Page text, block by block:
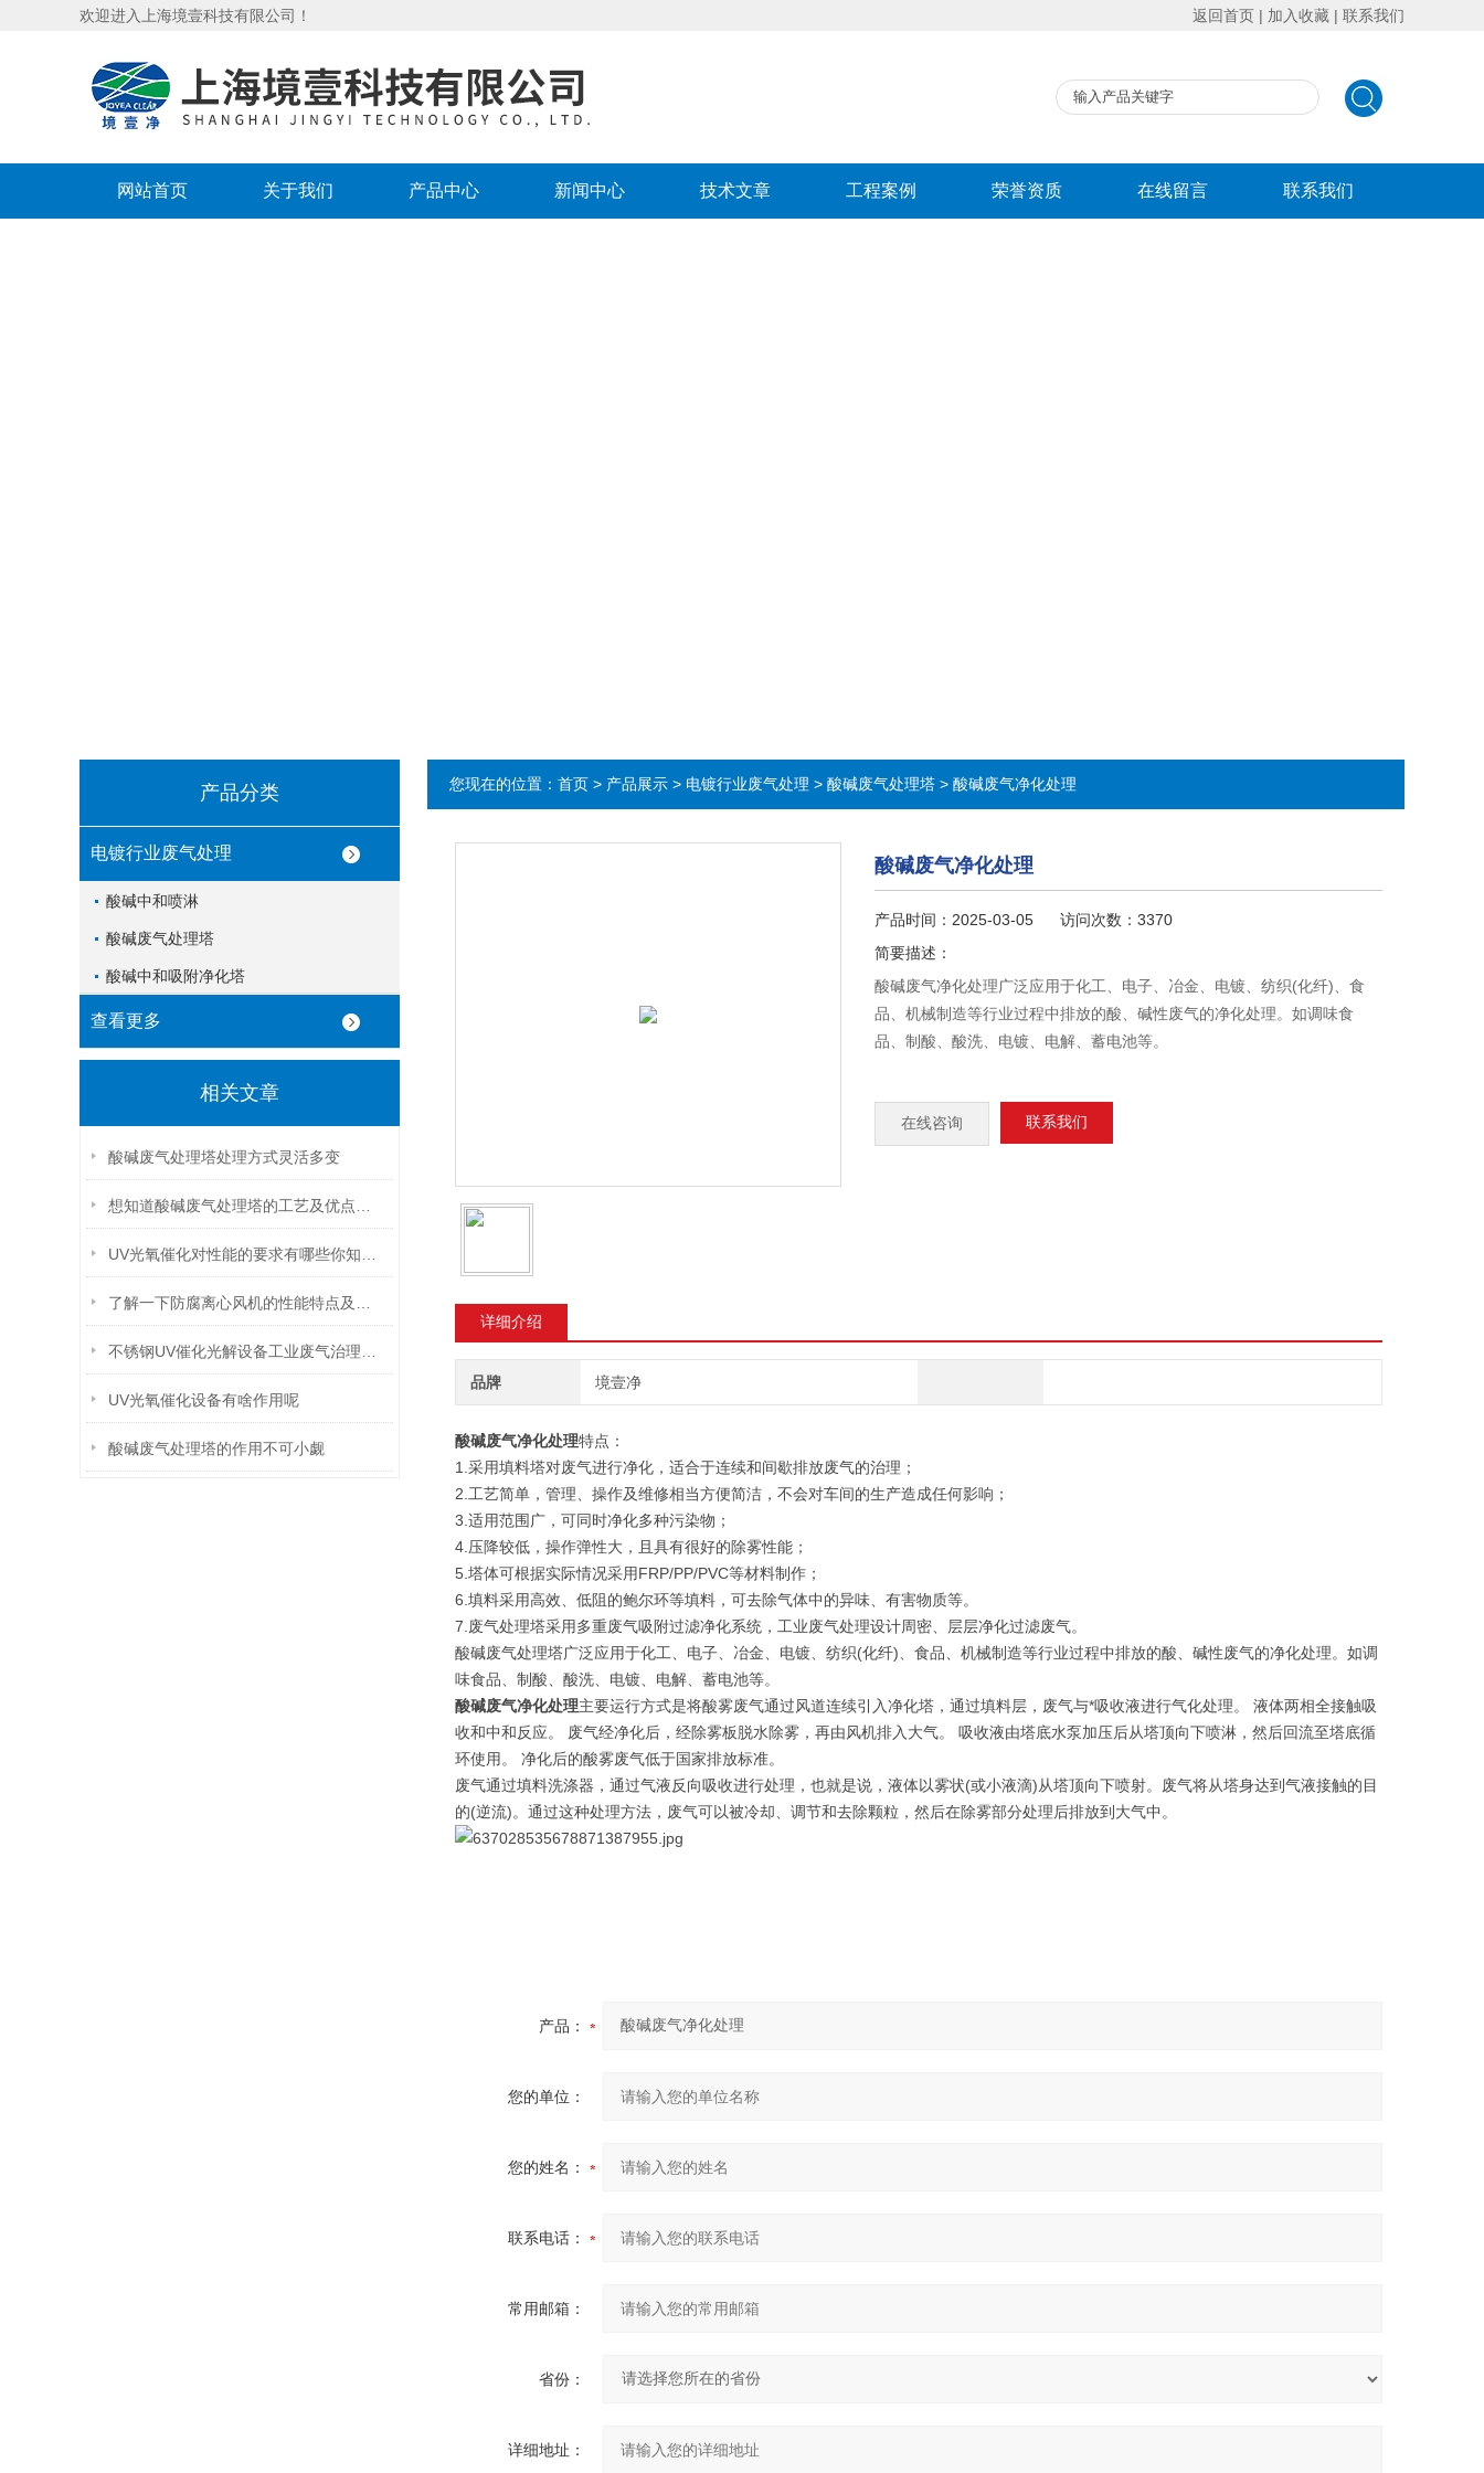
欢迎进入上海境壹科技有限公司！ 返回首页 | 加入收藏 | 联系我们
网站首页 关于我们 产品中心 新闻中心 技术文章 工程案例 荣誉资质 在线留言 联系我们
产品分类
电镀行业废气处理
酸碱中和喷淋
酸碱废气处理塔
酸碱中和吸附净化塔
查看更多
相关文章
酸碱废气处理塔处理方式灵活多变
UV光氧催化设备有啥作用呢
酸碱废气处理塔的作用不可小觑
您现在的位置： 首页 > 产品展示 > 电镀行业废气处理 > 酸碱废气处理塔 > 酸碱废气净化处理
酸碱废气净化处理
产品时间：2025-03-05 访问次数：3370
简要描述：
酸碱废气净化处理广泛应用于化工、电子、冶金、电镀、纺织(化纤)、食
品、机械制造等行业过程中排放的酸、碱性废气的净化处理。如调味食
品、制酸、酸洗、电镀、电解、蓄电池等。
在线咨询 联系我们
详细介绍
品牌 境壹净
酸碱废气净化处理特点：
1.采用填料塔对废气进行净化，适合于连续和间歇排放废气的治理；
2.工艺简单，管理、操作及维修相当方便简洁，不会对车间的生产造成任何影响；
3.适用范围广，可同时净化多种污染物；
4.压降较低，操作弹性大，且具有很好的除雾性能；
5.塔体可根据实际情况采用FRP/PP/PVC等材料制作；
6.填料采用高效、低阻的鲍尔环等填料，可去除气体中的异味、有害物质等。
7.废气处理塔采用多重废气吸附过滤净化系统，工业废气处理设计周密、层层净化过滤废气。
酸碱废气处理塔广泛应用于化工、电子、冶金、电镀、纺织(化纤)、食品、机械制造等行业过程中排放的酸、碱性废气的净化处理。如调
味食品、制酸、酸洗、电镀、电解、蓄电池等。
酸碱废气净化处理主要运行方式是将酸雾废气通过风道连续引入净化塔，通过填料层，废气与*吸收液进行气化处理。 液体两相全接触吸
收和中和反应。 废气经净化后，经除雾板脱水除雾，再由风机排入大气。 吸收液由塔底水泵加压后从塔顶向下喷淋，然后回流至塔底循
环使用。 净化后的酸雾废气低于国家排放标准。
废气通过填料洗涤器，通过气液反向吸收进行处理，也就是说，液体以雾状(或小液滴)从塔顶向下喷射。废气将从塔身达到气液接触的目
的(逆流)。通过这种处理方法，废气可以被冷却、调节和去除颗粒，然后在除雾部分处理后排放到大气中。
产品：
您的单位：
您的姓名：
联系电话：
常用邮箱：
省份：
详细地址：